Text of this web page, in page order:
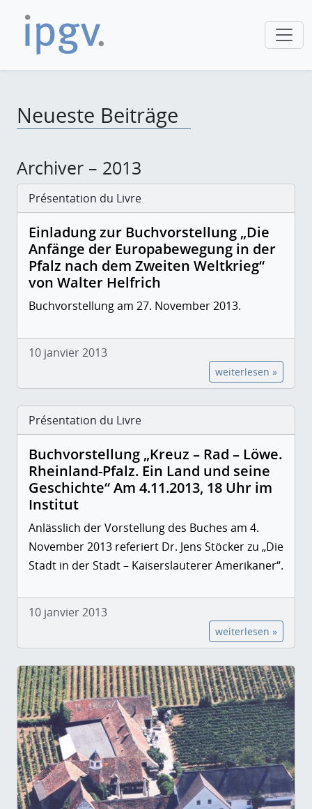
Neueste Beiträge
Archiver – 2013
Présentation du Livre
Einladung zur Buchvorstellung „Die
Anfänge der Europabewegung in der
Pfalz nach dem Zweiten Weltkrieg“
von Walter Helfrich
Buchvorstellung am 27. November 2013.
10 janvier 2013
weiterlesen »
Présentation du Livre
Buchvorstellung „Kreuz – Rad – Löwe.
Rheinland-Pfalz. Ein Land und seine
Geschichte“ Am 4.11.2013, 18 Uhr im
Institut
Anlässlich der Vorstellung des Buches am 4.
November 2013 referiert Dr. Jens Stöcker zu „Die
Stadt in der Stadt – Kaiserslauterer Amerikaner“.
10 janvier 2013
weiterlesen »